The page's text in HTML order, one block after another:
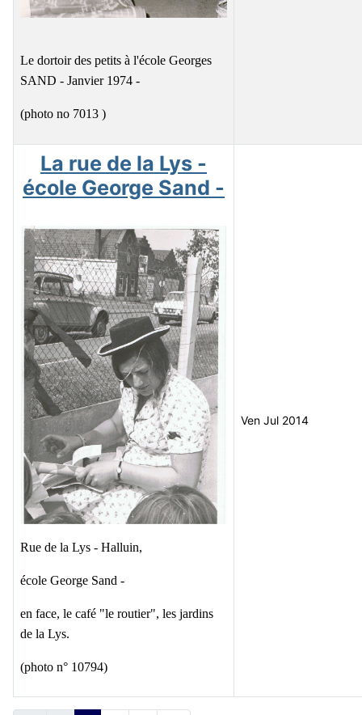
Articles
Le dortoir des petits à l'école Georges
SAND - Janvier 1974 -
(photo no 7013 )
La rue de la Lys -
école George Sand -
Rue de la Lys - Halluin,
école George Sand -
en face, le café "le routier", les jardins
de la Lys.
(photo n° 10794)
Ven Jul 2014